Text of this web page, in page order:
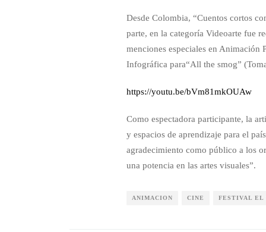
Desde Colombia, “Cuentos cortos
parte, en la categoría Videoarte fue
menciones especiales en
Infográfica para“All the smog”
https://youtu.be/bVm81mkOUAw
Como espectadora participante, la
y espacios de aprendizaje para el
agradecimiento como público a los
una potencia en las artes visuales”.
ANIMACION CINE FESTIVAL EL